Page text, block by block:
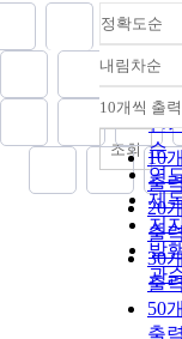
정확도순
정
순
인
순
연
제
저
발
관
내림차순
내
10개씩 출력
10
출
20
출
30
출
50
출
조회